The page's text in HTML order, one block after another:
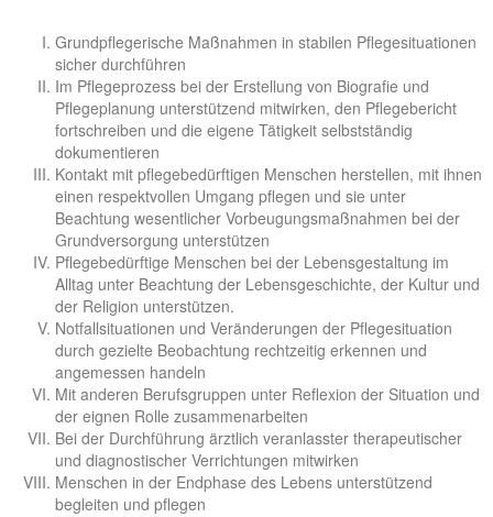
Grundpflegerische Maßnahmen in stabilen Pflegesituationen
sicher durchführen
Im Pflegeprozess bei der Erstellung von Biografie und
Pflegeplanung unterstützend mitwirken, den Pflegebericht
fortschreiben und die eigene Tätigkeit selbstständig
dokumentieren
Kontakt mit pflegebedürftigen Menschen herstellen, mit ihnen
einen respektvollen Umgang pflegen und sie unter
Beachtung wesentlicher Vorbeugungsmaßnahmen bei der
Grundversorgung unterstützen
Pflegebedürftige Menschen bei der Lebensgestaltung im
Alltag unter Beachtung der Lebensgeschichte, der Kultur und
der Religion unterstützen.
Notfallsituationen und Veränderungen der Pflegesituation
durch gezielte Beobachtung rechtzeitig erkennen und
angemessen handeln
Mit anderen Berufsgruppen unter Reflexion der Situation und
der eignen Rolle zusammenarbeiten
Bei der Durchführung ärztlich veranlasster therapeutischer
und diagnostischer Verrichtungen mitwirken
Menschen in der Endphase des Lebens unterstützend
begleiten und pflegen